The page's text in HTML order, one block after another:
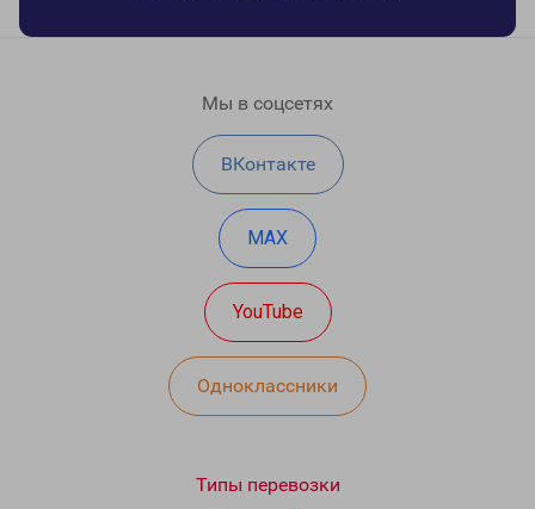
Мы в соцсетях
ВКонтакте
MAX
YouTube
Одноклассники
Типы перевозки